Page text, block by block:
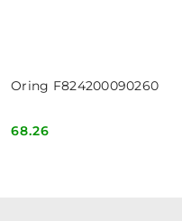
Oring F824200090260
Cena:
68.26